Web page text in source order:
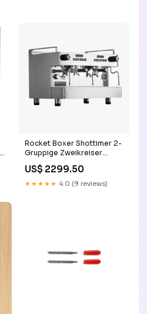
Rocket Boxer Shottimer 2-
Gruppige Zweikreiser
professional inklusive
Garantie
US$ 2299.50
★★★★★ 4.0 (9 reviews)